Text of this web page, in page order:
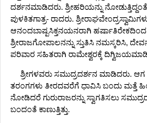
ದರ್ಶನಮಾಡಿದರು. ಶ್ರೀಹರಿಯನ್ನು
ಪುಳಕಿತಗಾತ್ರ- ರಾದರು.
ಆನಂದಬಾಷ್ಪಸಿಕ್ತನಯನರಾಗಿ ಹರ್ಷಾತಿರೇಕದಿಂದ
ಶ್ರೀರಾಜಗೋಪಾಲನನ್ನು ಸ್ತುತಿಸಿ ನಮಸ್ಕರಿಸಿ,
ಪರಿವಾರ ಸಹಿತರಾಗಿ ರಾಮೇಶ್ವರಕ್ಕೆ
ಶ್ರೀಗಳವರು ಸಮುದ್ರದರ್ಶನ ಮಾಡಿದರು.
ತರಂಗಗಳು ತೀರದವರೆಗೆ ಧಾವಿಸಿ ಬಂದು ಮತ್ತೆ
ನೋಡಿದರೆ ಗುರುರಾಜರನ್ನು ಸ್ವಾಗತಿಸಲು
ಬಂದಂತೆ ಕಾಣುತ್ತಿತ್ತು.